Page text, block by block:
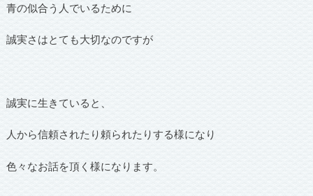
青の似合う人でいるために
誠実さはとても大切なのですが
誠実に生きていると、
人から信頼されたり頼られたりする様になり
色々なお話を頂く様になります。